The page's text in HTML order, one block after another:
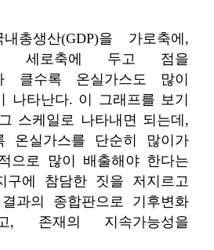
총생산(GDP)을 가로축에,
을 세로축에 두고 점을
클수록 온실가스도 많이
나타난다. 이 그래프를 보기
스케일로 나타내면 되는데,
온실가스를 단순히 많이가
으로 많이 배출해야 한다는
구에 참담한 짓을 저지르고
과의 종합판으로 기후변화
, 존재의 지속가능성을